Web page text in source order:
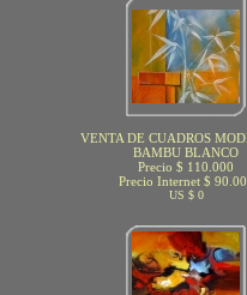
VENTA DE CUADROS
BAMBU BLANCO
Precio $ 110.000
Precio Internet $
US $ 0